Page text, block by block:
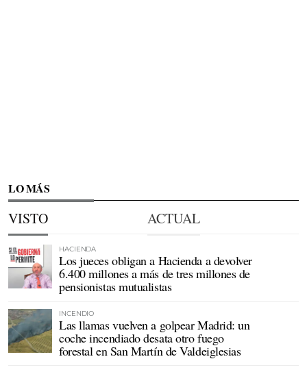
LO MÁS
VISTO ACTUAL
HACIENDA
Los jueces obligan a Hacienda a devolver
6.400 millones a más de tres millones de
pensionistas mutualistas
INCENDIO
Las llamas vuelven a golpear Madrid: un
coche incendiado desata otro fuego
forestal en San Martín de Valdeiglesias